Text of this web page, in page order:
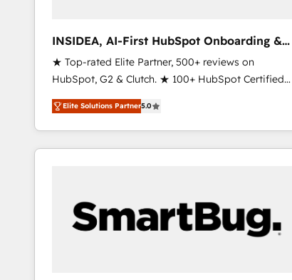
INSIDEA, AI-First HubSpot Onboarding &
RevOps
★ Top-rated Elite Partner, 500+ reviews on
HubSpot, G2 & Clutch. ★ 100+ HubSpot Certified
Experts & Trainers across the team ★ 1,500+
implementations across five continents ★ AI-First,
RevOps-led, Onboarding obsessed ★ Company of
the Year 2024/25 INSIDEA helps growing companies
workflows that drive adoption from week one, in
your time zone. What we do ➤ Onboarding: Live in
weeks, with workflows built around your business,
Elite Solutions Partner5.0